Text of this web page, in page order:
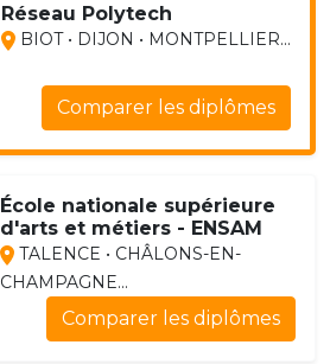
Réseau Polytech
BIOT • DIJON • MONTPELLIER...
Comparer les diplômes
École nationale supérieure
d'arts et métiers - ENSAM
TALENCE • CHÂLONS-EN-
CHAMPAGNE...
Comparer les diplômes